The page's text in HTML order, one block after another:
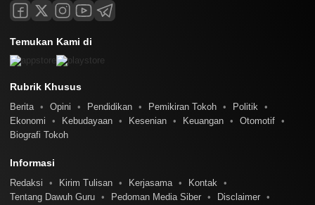
Temukan Kami di
Rubrik Khusus
Berita Opini Pendidikan Pemikiran Tokoh
Politik
Ekonomi
Kebudayaan Kesenian Keuangan
Otomotif
Biografi Tokoh
Informasi
Redaksi Kirim Tulisan Kerjasama
Kontak
Tentang Dawuh Guru
Pedoman Media Siber
Disclaimer